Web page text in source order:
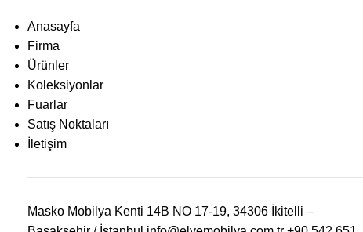
Anasayfa
Firma
Ürünler
Koleksiyonlar
Fuarlar
Satış Noktaları
İletişim
Masko Mobilya Kenti 14B NO 17-19, 34306 İkitelli –